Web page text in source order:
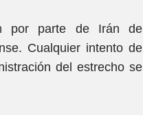
por parte de Irán de
Cualquier intento de
del estrecho se